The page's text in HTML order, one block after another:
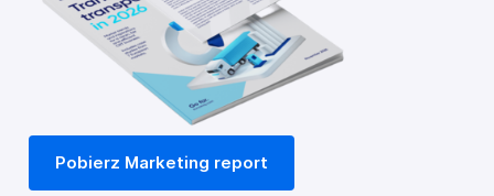
Pobierz Marketing report